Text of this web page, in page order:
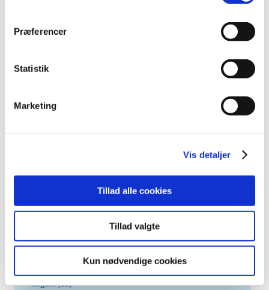
Præferencer
Statistik
Marketing
Vis detaljer
Tillad alle cookies
Tillad valgte
Kun nødvendige cookies
TID
2025 (158)
2023 (195)
2017 (167)
september (16)
august (12)